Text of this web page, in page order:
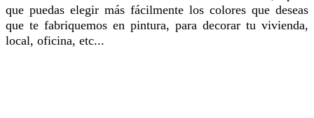
que puedas elegir más fácilmente los colores que deseas
que te fabriquemos en pintura, para decorar tu vivienda,
local, oficina, etc...